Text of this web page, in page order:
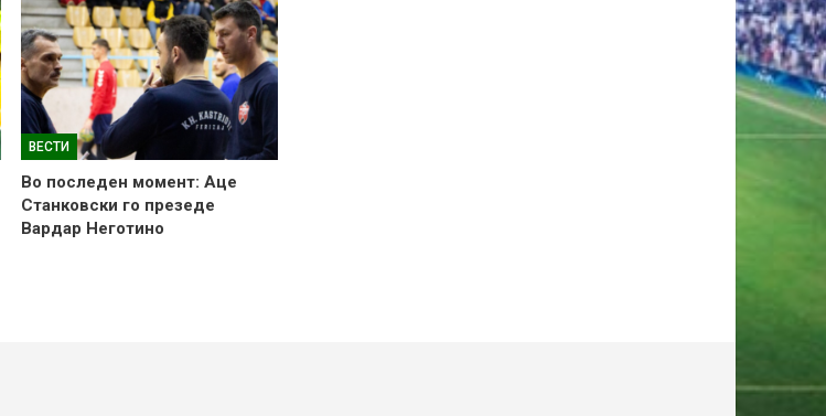
ВЕСТИ
Во последен момент: Аце
Станковски го презеде
Вардар Неготино